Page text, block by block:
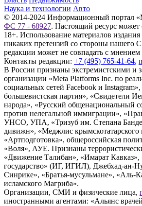
Наука и технологии Авто
© 2014-2024 Информационный портал
ФС 77 - 68927. Настоящий ресурс может
18+. Использование материалов
никаких претензий со стороны нашего
редакции может не совпадать с
Контакты редакции: +7 (495) 765-41-64,
В России признаны экстремистскими и
организации «Meta Platforms Inc. по
социальных сетей Facebook и
большевистская партия», «Свидетели
народа», «Русский общенациональный
против нелегальной иммиграции»,
УНСО, УПА, «Тризуб им. Степана
дивижн», «Меджлис крымскотатарского
«Артподготовка», общероссийская
«Воля», АУЕ. Признаны
«Движение Талибан», «Имарат Кавказ»,
государство» (ИГ, ИГИЛ), Джебхад-ан-
Синрике», «Братья-мусульмане», «Аль-
исламского Магриба».
Организации, СМИ и физические лица,
иностранными агентами: «Альянс